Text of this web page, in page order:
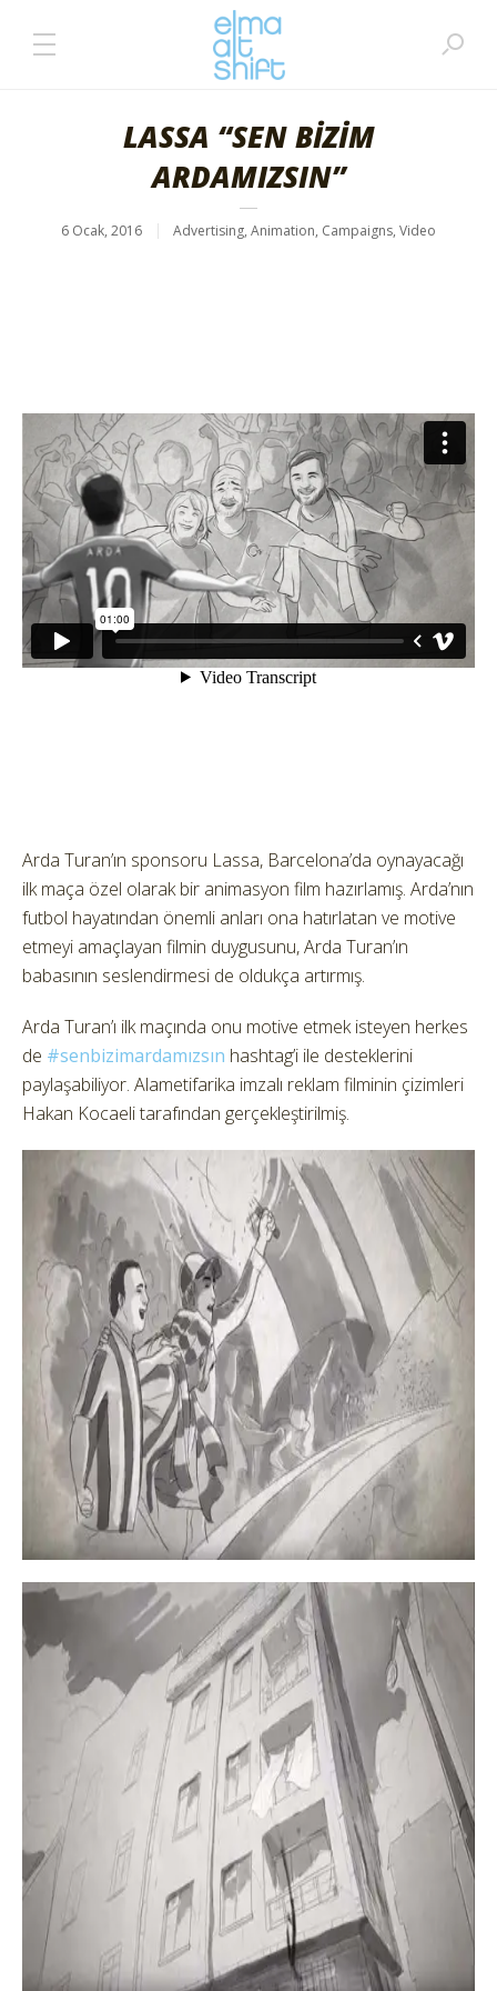
LASSA “SEN BİZİM
ARDAMIZSIN”
6 Ocak, 2016 Advertising, Animation, Campaigns, Video
Arda Turan’ın sponsoru Lassa, Barcelona’da oynayacağı
ilk maça özel olarak bir animasyon film hazırlamış. Arda’nın
futbol hayatından önemli anları ona hatırlatan ve motive
etmeyi amaçlayan filmin duygusunu, Arda Turan’ın
babasının seslendirmesi de oldukça artırmış.
Arda Turan’ı ilk maçında onu motive etmek isteyen herkes
de #senbizimardamızsın hashtag’i ile desteklerini
paylaşabiliyor. Alametifarika imzalı reklam filminin çizimleri
Hakan Kocaeli tarafından gerçekleştirilmiş.